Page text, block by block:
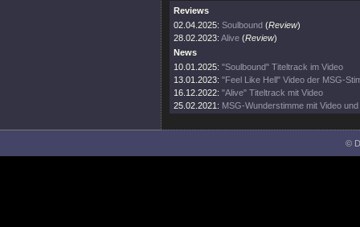
Reviews
02.04.2025: Soulbound (Review)
28.02.2023: Alive (Review)
News
10.01.2025: "Soulbound" Titeltrack im Video
13.01.2023: "Feel Like Hell" Video der MSG-
16.12.2022: "Alive" Titeltrack mit Video
25.02.2021: MSG-Wunderstimme mit Video und
©